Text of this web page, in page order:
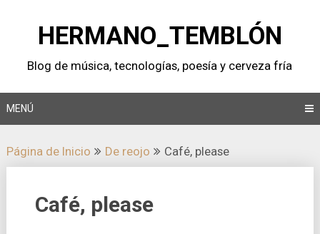
contenidoHERMANO_TEMBLÓN
Blog de música, tecnologí­as, poesí­a y cerveza frí­a
MENÚ
Página de Inicio De reojo Café, please
Café, please